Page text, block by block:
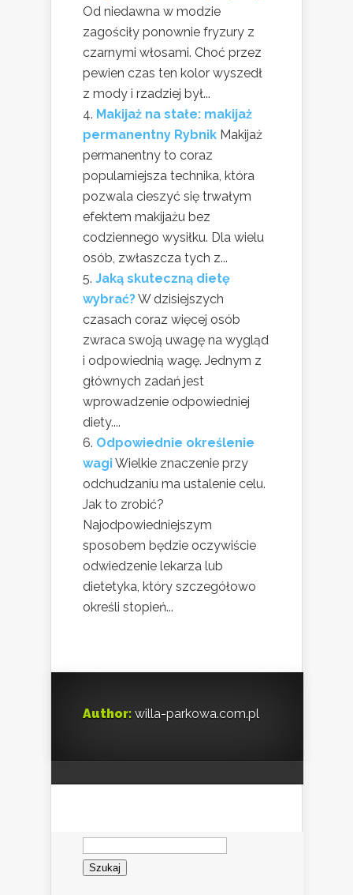
Od niedawna w modzie
zagościły ponownie fryzury z
czarnymi włosami. Choć przez
pewien czas ten kolor wyszedł
z mody i rzadziej był...
Makijaż na stałe: makijaż
permanentny Rybnik Makijaż
permanentny to coraz
popularniejsza technika, która
pozwala cieszyć się trwałym
efektem makijażu bez
codziennego wysiłku. Dla wielu
osób, zwłaszcza tych z...
Jaką skuteczną dietę
wybrać?W dzisiejszych
czasach coraz więcej osób
zwraca swoją uwagę na wygląd
i odpowiednią wagę. Jednym z
głównych zadań jest
wprowadzenie odpowiedniej
diety....
Odpowiednie określenie
wagiWielkie znaczenie przy
odchudzaniu ma ustalenie celu.
Jak to zrobić?
Najodpowiedniejszym
sposobem będzie oczywiście
odwiedzenie lekarza lub
dietetyka, który szczegółowo
określi stopień...
Author: willa-parkowa.com.pl
Szukaj: